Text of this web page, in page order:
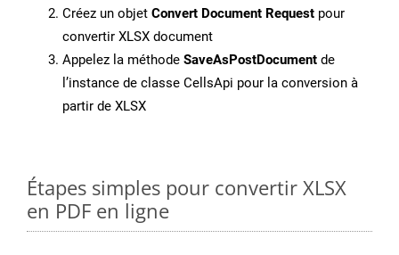
Créez un objet Convert Document Request pour
convertir XLSX document
Appelez la méthode SaveAsPostDocument de
l’instance de classe CellsApi pour la conversion à
partir de XLSX
Étapes simples pour convertir XLSX
en PDF en ligne